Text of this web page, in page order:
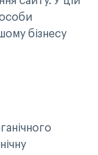
бізнесу